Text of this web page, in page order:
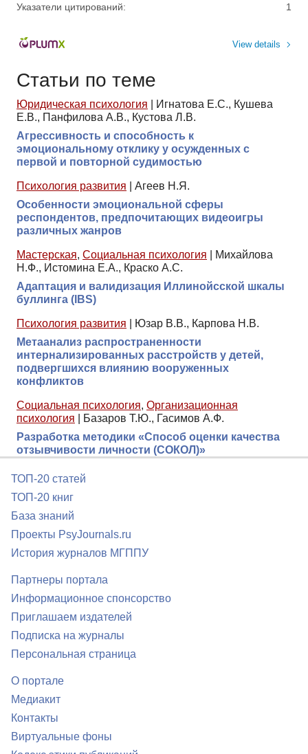
Указатели цитирований: 1
View details
Статьи по теме
Юридическая психология
Игнатова Е.С., Кушева
Е.В., Панфилова А.В., Кустова Л.В.
Агрессивность и способность к
эмоциональному отклику у осужденных с
первой и повторной судимостью
Психология развития
Агеев Н.Я.
Особенности эмоциональной сферы
респондентов, предпочитающих видеоигры
различных жанров
Мастерская, Социальная психология
Михайлова
Н.Ф., Истомина Е.А., Краско А.С.
Адаптация и валидизация Иллинойсской шкалы
буллинга (IBS)
Психология развития
Юзар В.В., Карпова Н.В.
Метаанализ распространенности
интернализированных расстройств у детей,
подвергшихся влиянию вооруженных
конфликтов
Социальная психология, Организационная
психология
Базаров Т.Ю., Гасимов А.Ф.
Разработка методики «Способ оценки качества
отзывчивости личности (СОКОЛ)»
ТОП-20 статей
ТОП-20 книг
База знаний
Проекты PsyJournals.ru
История журналов МГППУ
Партнеры портала
Информационное спонсорство
Приглашаем издателей
Подписка на журналы
Персональная страница
О портале
Медиакит
Контакты
Виртуальные фоны